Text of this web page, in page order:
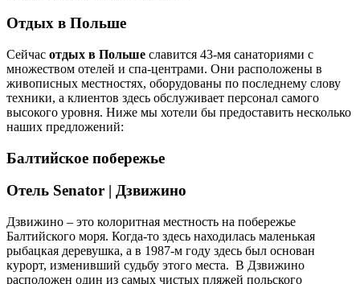
Отдых в Польше
Сейчас отдых в Польше славится 43-мя санаториями с
множеством отелей и спа-центрами. Они расположены в
живописных местностях, оборудованы по последнему слову
техники, а клиентов здесь обслуживает персонал самого
высокого уровня. Ниже мы хотели бы предоставить несколько
наших предложений:
Балтийское побережье
Отель Senator | Дзвижино
Дзвижино – это колоритная местность на побережье
Балтийского моря. Когда-то здесь находилась маленькая
рыбацкая деревушка, а в 1987-м году здесь был основан
курорт, изменивший судьбу этого места. В Дзвижино
расположен один из самых чистых пляжей польского